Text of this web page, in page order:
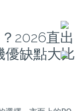
2026直出
優缺點大比